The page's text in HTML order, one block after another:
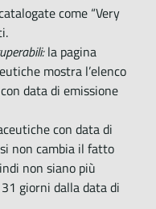
come “Very
la pagina
mostra l’elenco
data di emissione
con data di
non cambia il fatto
non siano più
giorni dalla data di